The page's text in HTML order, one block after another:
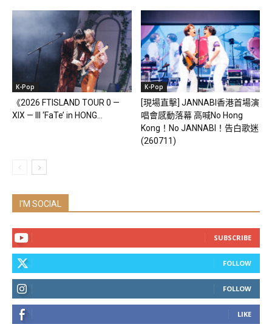
K-Pop
《2026 FTISLAND TOUR 0 —
XIX — III ‘FaTe’ in HONG...
K-Pop
[現場直擊] JANNABI香港首場演
唱會感動落幕 高喊No Hong
Kong！No JANNABI！告白歌迷
(260711)
I'M SOCIAL
SUBSCRIBE
FOLLOW
FOLLOW
LIKE